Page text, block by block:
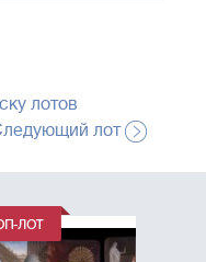
лотов
лот